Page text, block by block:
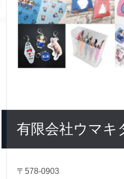
有限会社ウマキ
〒578-0903